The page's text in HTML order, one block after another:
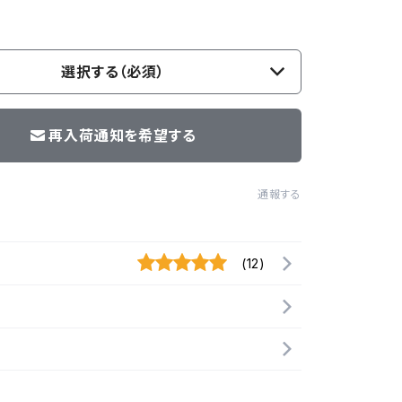
選択する（必須）
再入荷通知を希望する
通報する
(12)